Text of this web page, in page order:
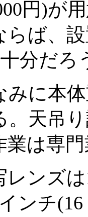
円)が
らば、
分だろ
に本体
。天吊
業は専
ンズは
ンチ